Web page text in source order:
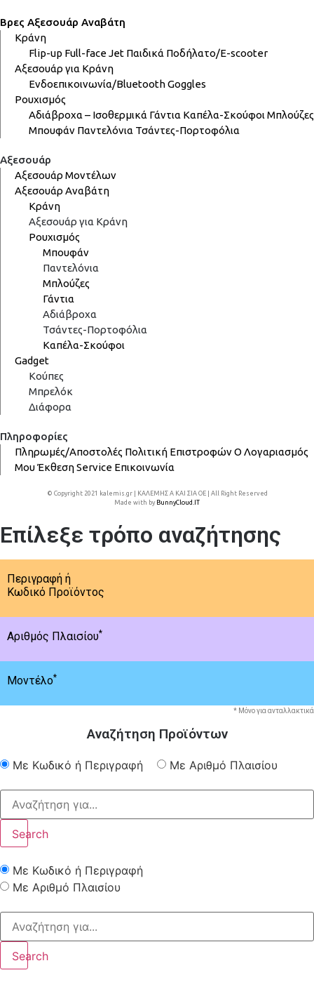
Βρες Αξεσουάρ Αναβάτη
Κράνη
Flip-up Full-faceJet Παιδικά Ποδήλατο/E-scooter
Αξεσουάρ για Κράνη
Ενδοεπικοινωνία/BluetoothGoggles
Ρουχισμός
Αδιάβροχα – Ισοθερμικά Γάντια Καπέλα-Σκούφοι Μπλούζες
Μπουφάν Παντελόνια Τσάντες-Πορτοφόλια
Αξεσουάρ
Αξεσουάρ Μοντέλων
Αξεσουάρ Αναβάτη
Κράνη
Αξεσουάρ για Κράνη
Ρουχισμός
Μπουφάν
Παντελόνια
Μπλούζες
Γάντια
Αδιάβροχα
Τσάντες-Πορτοφόλια
Καπέλα-Σκούφοι
Gadget
Κούπες
Μπρελόκ
Διάφορα
Πληροφορίες
Πληρωμές/Αποστολές Πολιτική ΕπιστροφώνΟ Λογαριασμός
ΜουΈκθεσηService Επικοινωνία
© Copyright 2021 kalemis.gr | ΚΑΛΕΜΗΣ Α ΚΑΙ ΣΙΑ ΟΕ | All Right Reserved
Made with by BunnyCloud.IT
Επίλεξε τρόπο αναζήτησης
Περιγραφή ή
Κωδικό Προϊόντος
Αριθμός Πλαισίου*
Μοντέλο*
* Μόνο για ανταλλακτικά
Αναζήτηση Προϊόντων
Με Κωδικό ή Περιγραφή Με Αριθμό Πλαισίου
Search
Με Κωδικό ή Περιγραφή
Με Αριθμό Πλαισίου
Search